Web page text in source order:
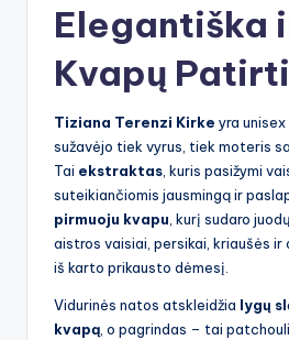
Elegantiška
Kvapų
Tiziana Terenzi Kirke yra
sužavėjo tiek vyrus, tiek moteris
Tai ekstraktas , kuris pasižymi
suteikiančiomis jausmingą ir
pirmuoju kvapu , kurį sudaro
aistros vaisiai, persikai, kriaušės ir
iš karto prikausto dėmesį.
Vidurinės natos atskleidžia lygų
kvapą , o pagrindas – tai